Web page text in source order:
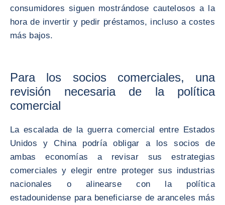
consumidores siguen mostrándose cautelosos a la
hora de invertir y pedir préstamos, incluso a costes
más bajos.
Para los socios comerciales, una
revisión necesaria de la política
comercial
La escalada de la guerra comercial entre Estados
Unidos y China podría obligar a los socios de
ambas economías a revisar sus estrategias
comerciales y elegir entre proteger sus industrias
nacionales o alinearse con la política
estadounidense para beneficiarse de aranceles más